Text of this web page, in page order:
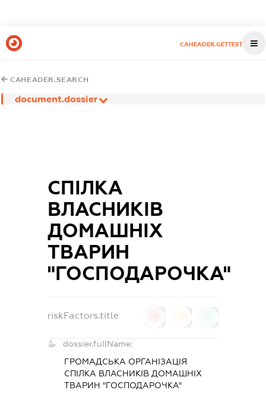
CAHEADER.GETTEST
CAHEADER.SEARCH
document.dossier
СПІЛКА
ВЛАСНИКІВ
ДОМАШНІХ
ТВАРИН
"ГОСПОДАРОЧКА"
riskFactors.title
dossier.fullName:
ГРОМАДСЬКА ОРГАНІЗАЦІЯ
СПІЛКА ВЛАСНИКІВ ДОМАШНІХ
ТВАРИН "ГОСПОДАРОЧКА"